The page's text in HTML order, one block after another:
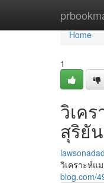
Home
Home
1
วิเค
สุริยั
วิเคราะห์แ
blog.com/